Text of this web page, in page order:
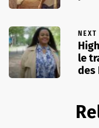
NEXT
le
des